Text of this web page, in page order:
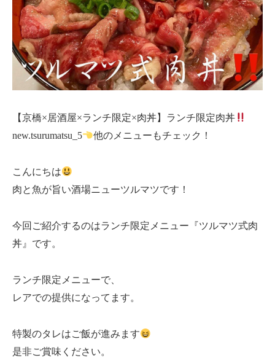
【京橋×居酒屋×ランチ限定×肉丼】ランチ限定肉丼
new.tsurumatsu_5
他のメニューもチェック！
こんにちは
肉と魚が旨い酒場ニューツルマツです！
今回ご紹介するのはランチ限定メニュー『ツルマツ式肉
丼』です。
ランチ限定メニューで、
レアでの提供になってます。
特製のタレはご飯が進みます
是非ご賞味ください。